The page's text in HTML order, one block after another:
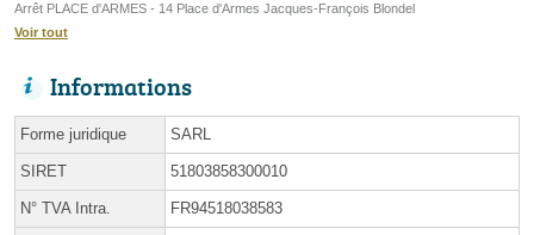
Arrêt PLACE d'ARMES - 14 Place d'Armes Jacques-François Blondel
Voir tout
Informations
Forme juridique SARL
SIRET 51803858300010
N° TVA Intra. FR94518038583